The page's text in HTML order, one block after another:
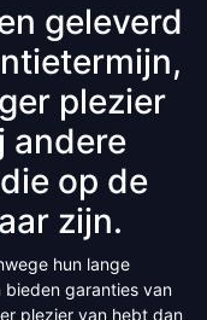
geleverd
plezier
andere
op de
zijn.
hun lange
bieden garanties van
plezier van hebt dan